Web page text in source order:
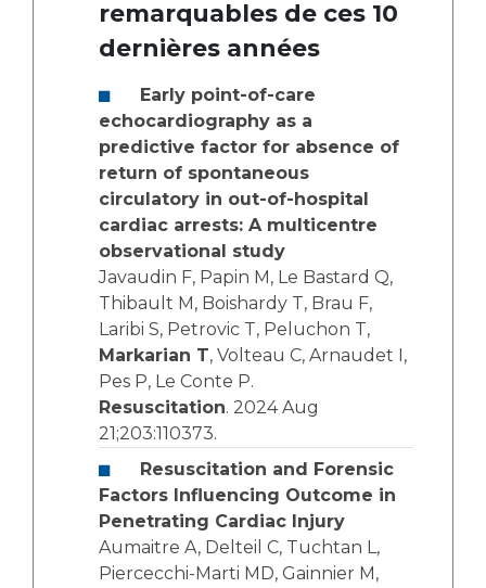
remarquables de ces 10
dernières années
Early point-of-care
echocardiography as a
predictive factor for absence of
return of spontaneous
circulatory in out-of-hospital
cardiac arrests: A multicentre
observational study
Javaudin F, Papin M, Le Bastard Q,
Thibault M, Boishardy T, Brau F,
Laribi S, Petrovic T, Peluchon T,
Markarian T, Volteau C, Arnaudet I,
Pes P, Le Conte P.
Resuscitation. 2024 Aug
21;203:110373.
Resuscitation and Forensic
Factors Influencing Outcome in
Penetrating Cardiac Injury
Aumaitre A, Delteil C, Tuchtan L,
Piercecchi-Marti MD, Gainnier M,